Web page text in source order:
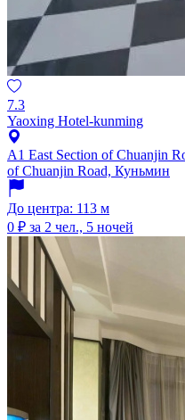
7.3
Yaoxing Hotel-kunming
A1 East Section of Chuanjin
of Chuanjin Road, Куньмин
До центра: 113 м
0 ₽ за 2 чел., 5 ночей